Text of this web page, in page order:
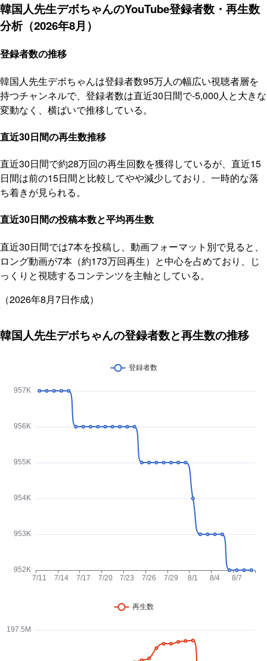
韓国人先生デボちゃんのYouTube登録者数・再生数
分析（2026年8月）
登録者数の推移
韓国人先生デボちゃんは登録者数95万人の幅広い視聴者層を
持つチャンネルで、登録者数は直近30日間で-5,000人と大きな
変動なく、横ばいで推移している。
直近30日間の再生数推移
直近30日間で約28万回の再生回数を獲得しているが、直近15
日間は前の15日間と比較してやや減少しており、一時的な落
ち着きが見られる。
直近30日間の投稿本数と平均再生数
直近30日間では7本を投稿し、動画フォーマット別で見ると、
ロング動画が7本（約173万回再生）と中心を占めており、じ
っくりと視聴するコンテンツを主軸としている。
（2026年8月7日作成）
韓国人先生デボちゃんの登録者数と再生数の推移